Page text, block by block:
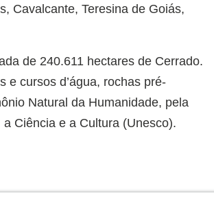
Cavalcante, Teresina de Goiás,
de 240.611 hectares de Cerrado.
e cursos d’água, rochas pré-
Natural da Humanidade, pela
Ciência e a Cultura (Unesco).